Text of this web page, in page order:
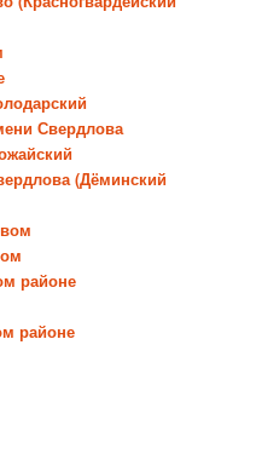
Свердлова
(Дёминский
районе
районе